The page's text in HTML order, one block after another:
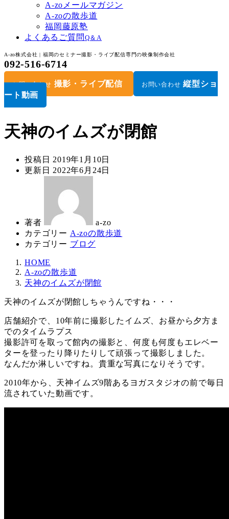
A-zoメールマガジン
A-zoの散歩道
福岡藤原塾
よくあるご質問 Q＆A
A-zo株式会社 | 福岡のセミナー撮影・ライブ配信専門の映像制作会社
092-516-6714
お問い合わせ 撮影・ライブ配信 お問い合わせ 縦型ショ
ート動画
天神のイムズが閉館
投稿日 2019年1月10日
更新日 2022年6月24日
著者
a-zo
カテゴリー A-zoの散歩道
カテゴリー ブログ
HOME
A-zoの散歩道
天神のイムズが閉館
天神のイムズが閉館しちゃうんですね・・・
店舗紹介で、10年前に撮影したイムズ、お昼から夕方ま
でのタイムラプス
撮影許可を取って館内の撮影と、何度も何度もエレベー
ターを登ったり降りたりして頑張って撮影しました。
なんだか淋しいですね。貴重な写真になりそうです。
2010年から、天神イムズ9階あるヨガスタジオの前で毎日
流されていた動画です。